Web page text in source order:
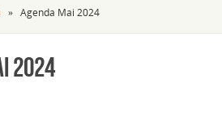
» Agenda Mai 2024
2024